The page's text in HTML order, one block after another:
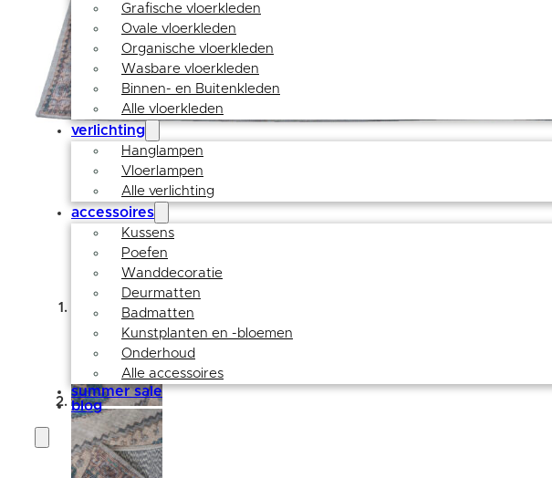
Grafische vloerkleden
Ovale vloerkleden
Organische vloerkleden
Wasbare vloerkleden
Binnen- en Buitenkleden
Alle vloerkleden
verlichting
Hanglampen
Vloerlampen
Alle verlichting
accessoires
Kussens
Poefen
Wanddecoratie
Deurmatten
Badmatten
Kunstplanten en -bloemen
Onderhoud
Alle accessoires
summer sale
blog